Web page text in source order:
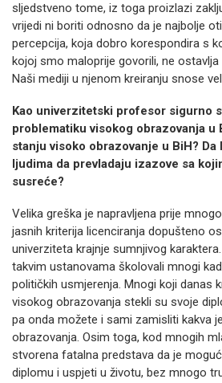
sljedstveno tome, iz toga proizlazi
vrijedi ni boriti odnosno da je najbolje
percepcija, koja dobro korespondira s
kojoj smo maloprije govorili, ne
Naši mediji u njenom kreiranju snose
Kao univerzitetski profesor sigurno
problematiku visokog obrazovanja u
stanju visoko obrazovanje u BiH? Da
ljudima da prevladaju izazove sa
susreće?
Velika greška je napravljena prije
jasnih kriterija licenciranja dopušteno
univerziteta krajnje sumnjivog
takvim ustanovama školovali mnogi
političkih usmjerenja. Mnogi koji danas
visokog obrazovanja stekli su svoje
pa onda možete i sami zamisliti kakva
obrazovanja. Osim toga, kod mnogih
stvorena fatalna predstava da je
diplomu i uspjeti u životu, bez mnogo